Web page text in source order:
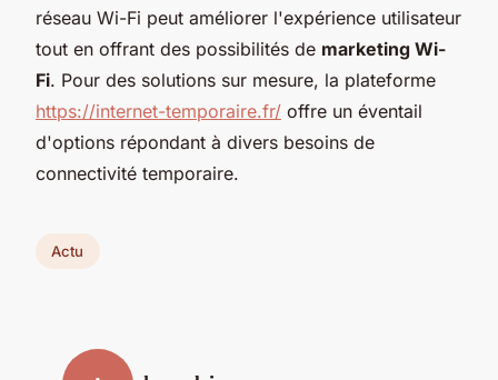
réseau Wi-Fi peut améliorer l'expérience utilisateur
tout en offrant des possibilités de marketing Wi-
Fi. Pour des solutions sur mesure, la plateforme
https://internet-temporaire.fr/ offre un éventail
d'options répondant à divers besoins de
connectivité temporaire.
Actu